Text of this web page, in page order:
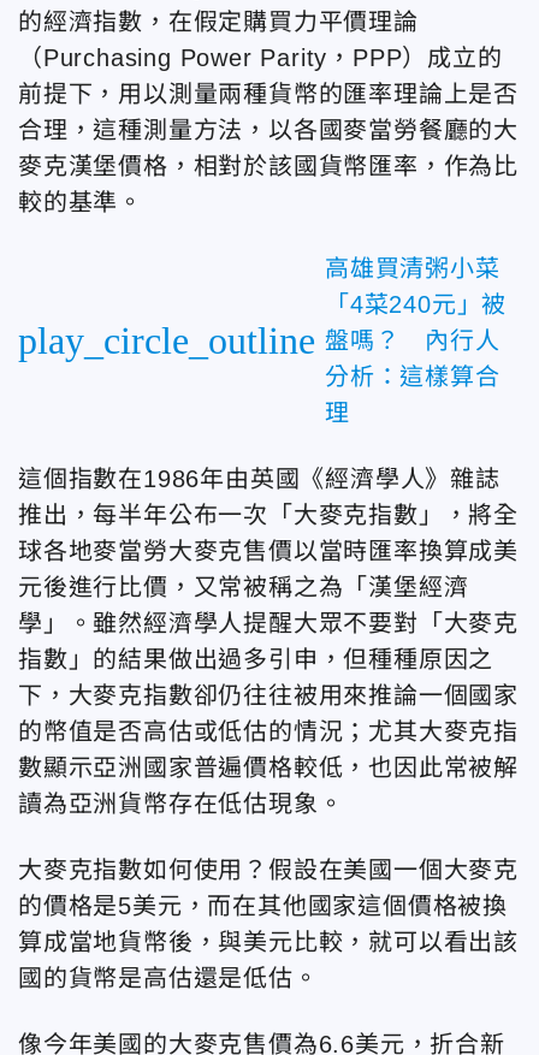
的經濟指數，在假定購買力平價理論
（Purchasing Power Parity，PPP）成立的
前提下，用以測量兩種貨幣的匯率理論上是否
合理，這種測量方法，以各國麥當勞餐廳的大
麥克漢堡價格，相對於該國貨幣匯率，作為比
較的基準。
play_circle_outline
高雄買清粥小菜
「4菜240元」被
盤嗎？ 內行人
分析：這樣算合
理
這個指數在1986年由英國《經濟學人》雜誌
推出，每半年公布一次「大麥克指數」，將全
球各地麥當勞大麥克售價以當時匯率換算成美
元後進行比價，又常被稱之為「漢堡經濟
學」。雖然經濟學人提醒大眾不要對「大麥克
指數」的結果做出過多引申，但種種原因之
下，大麥克指數卻仍往往被用來推論一個國家
的幣值是否高估或低估的情況；尤其大麥克指
數顯示亞洲國家普遍價格較低，也因此常被解
讀為亞洲貨幣存在低估現象。
大麥克指數如何使用？假設在美國一個大麥克
的價格是5美元，而在其他國家這個價格被換
算成當地貨幣後，與美元比較，就可以看出該
國的貨幣是高估還是低估。
像今年美國的大麥克售價為6.6美元，折合新